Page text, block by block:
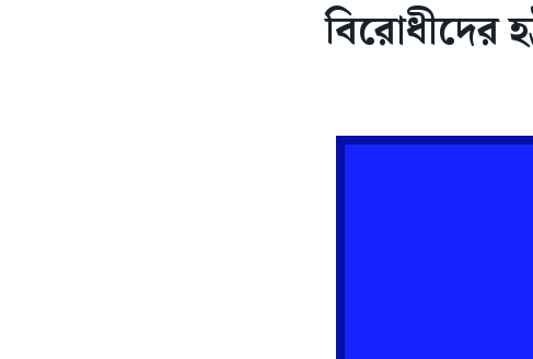
বিরোধীদের